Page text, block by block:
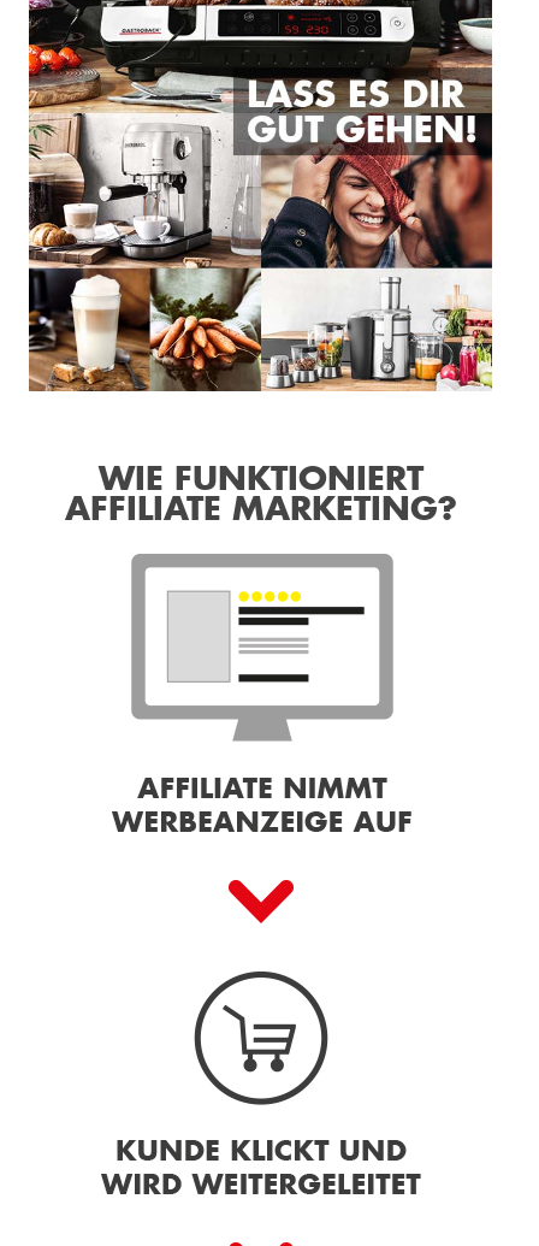
WIE FUNKTIONIERT
AFFILIATE MARKETING?